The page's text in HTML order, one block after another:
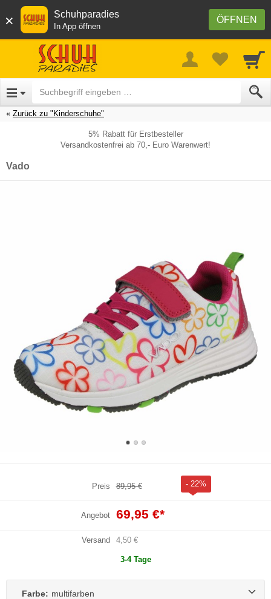
× ÖFFNEN
Schuhparadies
In App öffnen
Zurück zu "Kinderschuhe"
5% Rabatt für Erstbesteller
Versandkostenfrei ab 70,- Euro Warenwert!
Vado
Preis 89,95 € - 22%
Angebot 69,95 €*
Versand 4,50 €
3-4 Tage
Farbe: multifarben